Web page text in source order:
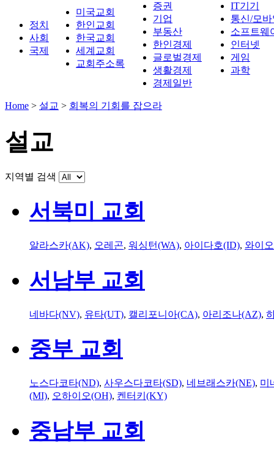
정치
사회
국제
미국교회
한인교회
한국교회
세계교회
교회주소록
증권
기업
부동산
한인경제
글로벌경제
생활경제
경제일반
IT기기
통신/모
소프트웨
인터넷
게임
과학
Home > 설교 > 회복의 기회를 잡으라
설교
지역별 검색
서북미 교회
알라스카(AK), 오레곤, 워싱턴(WA), 아이다호(ID), 와이
서남부 교회
네바다(NV), 유타(UT), 캘리포니아(CA), 아리조나(AZ),
중부 교회
노스다코타(ND), 사우스다코타(SD), 네브래스카(NE), 미
(MI), 오하이오(OH), 켄터키(KY)
중남부 교회